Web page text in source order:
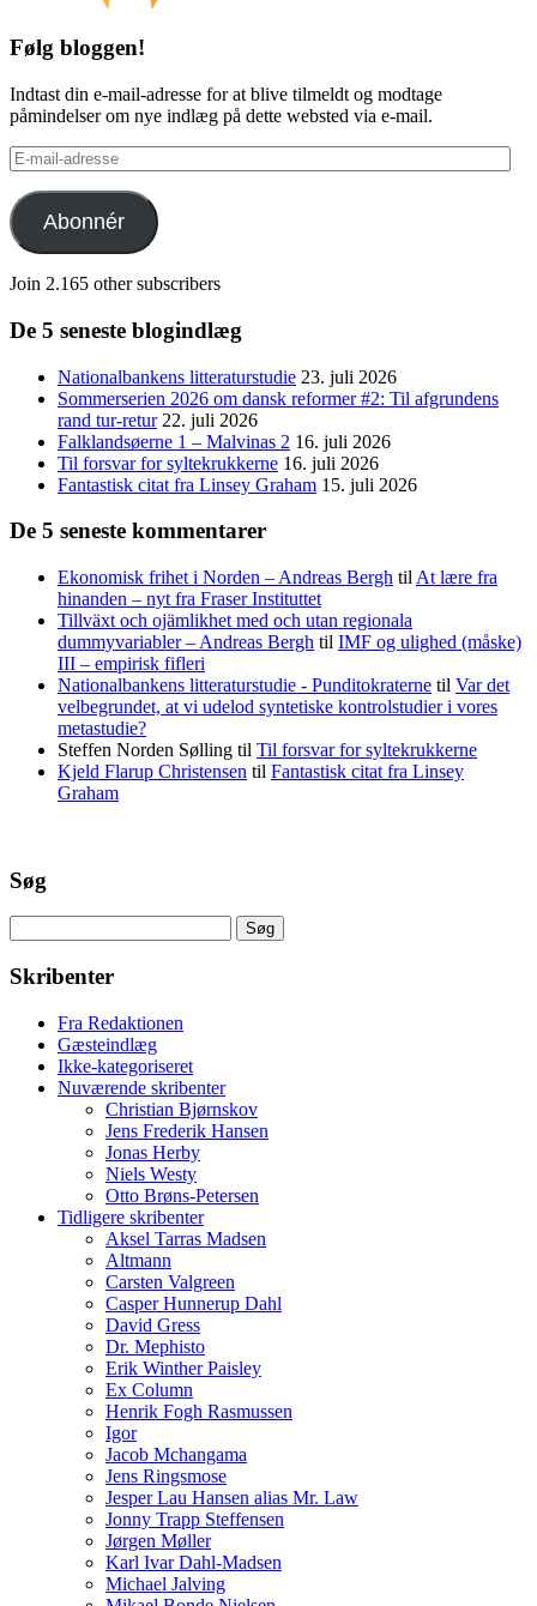
Følg bloggen!
Indtast din e-mail-adresse for at blive tilmeldt og modtage
påmindelser om nye indlæg på dette websted via e-mail.
E-
mail-
adresse
Abonnér
Join 2.165 other subscribers
De 5 seneste blogindlæg
Nationalbankens litteraturstudie 23. juli 2026
Sommerserien 2026 om dansk reformer #2: Til afgrundens
rand tur-retur 22. juli 2026
Falklandsøerne 1 – Malvinas 2 16. juli 2026
Til forsvar for syltekrukkerne 16. juli 2026
Fantastisk citat fra Linsey Graham 15. juli 2026
De 5 seneste kommentarer
Ekonomisk frihet i Norden – Andreas Bergh til At lære fra
hinanden – nyt fra Fraser Instituttet
Tillväxt och ojämlikhet med och utan regionala
dummyvariabler – Andreas Bergh til IMF og ulighed (måske)
III – empirisk fifleri
Nationalbankens litteraturstudie - Punditokraterne til Var det
velbegrundet, at vi udelod syntetiske kontrolstudier i vores
metastudie?
Steffen Norden Sølling til Til forsvar for syltekrukkerne
Kjeld Flarup Christensen til Fantastisk citat fra Linsey
Graham
Søg
efter:
Skribenter
Fra Redaktionen
Gæsteindlæg
Ikke-kategoriseret
Nuværende skribenter
Christian Bjørnskov
Jens Frederik Hansen
Jonas Herby
Niels Westy
Otto Brøns-Petersen
Tidligere skribenter
Aksel Tarras Madsen
Altmann
Carsten Valgreen
Casper Hunnerup Dahl
David Gress
Dr. Mephisto
Erik Winther Paisley
Ex Column
Henrik Fogh Rasmussen
Igor
Jacob Mchangama
Jens Ringsmose
Jesper Lau Hansen alias Mr. Law
Jonny Trapp Steffensen
Jørgen Møller
Karl Ivar Dahl-Madsen
Michael Jalving